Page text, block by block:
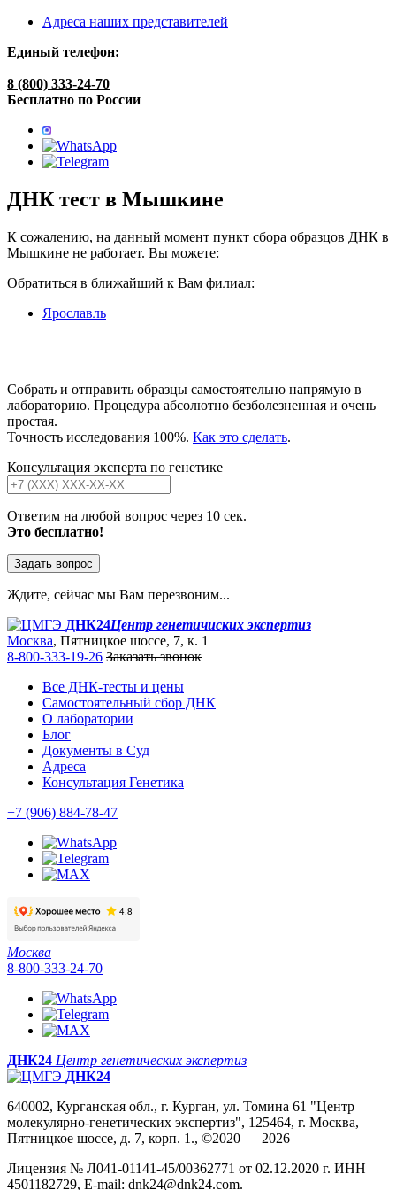
Адреса наших представителей
Единый телефон:
8 (800) 333-24-70
Бесплатно по России
ДНК тест в Мышкине
К сожалению, на данный момент пункт сбора образцов ДНК в
Мышкине не работает. Вы можете:
Обратиться в ближайший к Вам филиал:
Ярославль
Собрать и отправить образцы самостоятельно напрямую в
лабораторию. Процедура абсолютно безболезненная и очень
простая.
Точность исследования 100%. Как это сделать.
Консультация эксперта по генетике
Ответим на любой вопрос через 10 сек.
Это бесплатно!
Задать вопрос
Ждите, сейчас мы Вам перезвоним...
ДНК24Центр генетичиских экспертиз
Москва, Пятницкое шоссе, 7, к. 1
8-800-333-19-26 Заказать звонок
Все ДНК-тесты и цены
Самостоятельный сбор ДНК
О лаборатории
Блог
Документы в Суд
Адреса
Консультация Генетика
+7 (906) 884-78-47
Москва
8-800-333-24-70
ДНК24 Центр генетических экспертиз
ДНК24
640002, Курганская обл., г. Курган, ул. Томина 61 "Центр
молекулярно-генетических экспертиз", 125464, г. Москва,
Пятницкое шоссе, д. 7, корп. 1., ©2020 — 2026
Лицензия № Л041-01141-45/00362771 от 02.12.2020 г. ИНН
4501182729, E-mail: dnk24@dnk24.com.